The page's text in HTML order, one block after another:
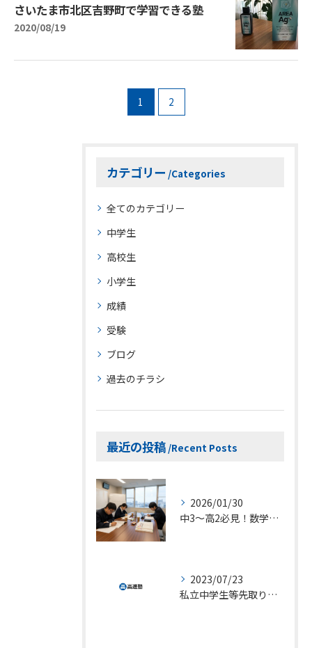
さいたま市北区吉野町で学習できる塾
2020/08/19
1 2
カテゴリー Categories
全てのカテゴリー
中学生
高校生
小学生
成績
受験
ブログ
過去のチラシ
最近の投稿 Recent Posts
2026/01/30
中3〜高2必見！数学の偏差値を爆上げする少人数制ルート
2023/07/23
私立中学生等先取り学習には、高進塾が最適です。